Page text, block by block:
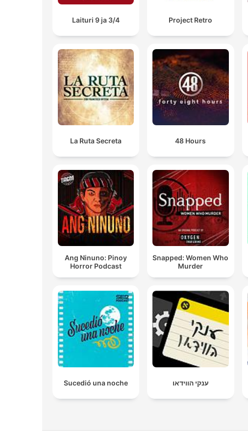
Laituri 9 ja 3/4 Project Retro
La Ruta Secreta 48 Hours
Ang Ninuno: Pinoy
Horror Podcast
Snapped: Women Who
Murder
Sucedió una noche ענקי הווידאו